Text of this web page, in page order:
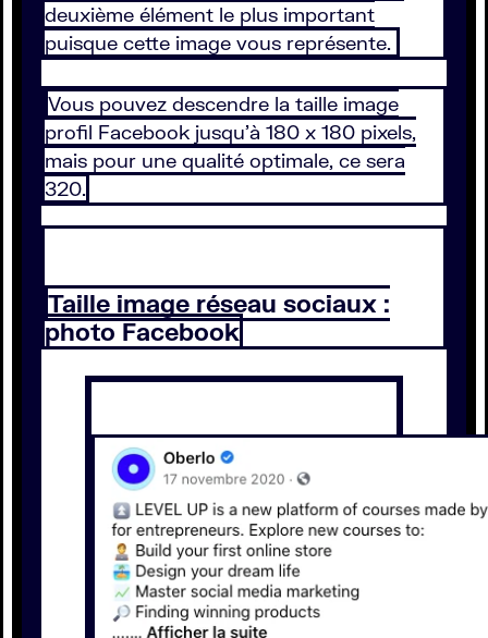
deuxième élément le plus important
puisque cette image vous représente.
Vous pouvez descendre la taille image
profil Facebook jusqu’à 180 x 180 pixels,
mais pour une qualité optimale, ce sera
320.
Taille image réseau sociaux :
photo Facebook